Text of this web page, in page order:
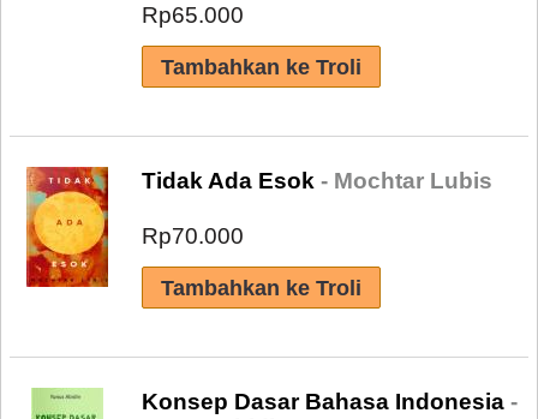
Rp65.000
Tidak Ada Esok - Mochtar Lubis
Rp70.000
Konsep Dasar Bahasa Indonesia -